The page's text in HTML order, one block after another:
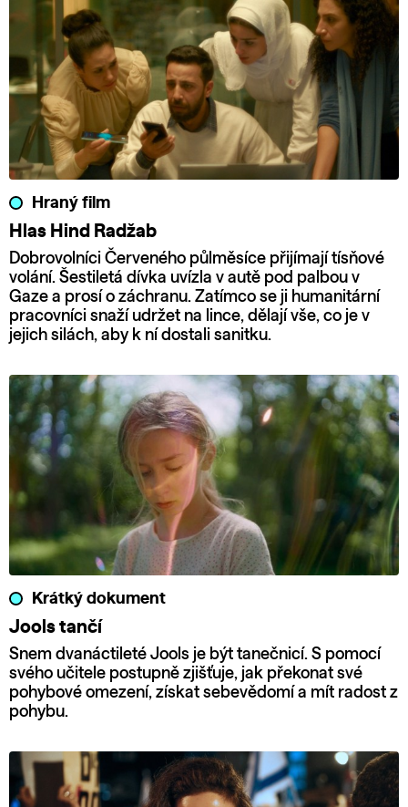
Hraný film
Hlas Hind Radžab
Dobrovolníci Červeného půlměsíce přijímají tísňové
volání. Šestiletá dívka uvízla v autě pod palbou v
Gaze a prosí o záchranu. Zatímco se ji humanitární
pracovníci snaží udržet na lince, dělají vše, co je v
jejich silách, aby k ní dostali sanitku.
Krátký dokument
Jools tančí
Snem dvanáctileté Jools je být tanečnicí. S pomocí
svého učitele postupně zjišťuje, jak překonat své
pohybové omezení, získat sebevědomí a mít radost z
pohybu.